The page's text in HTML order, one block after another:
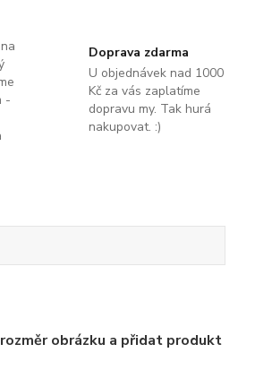
-
Doprava zdarma
U objednávek nad 1000
Kč za vás zaplatíme
dopravu my. Tak hurá
nakupovat. :)
obrázku a přidat produkt